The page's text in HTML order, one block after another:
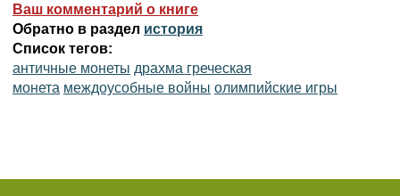
Ваш комментарий о книге
Обратно в раздел история
Список тегов:
античные монеты драхма греческая
монета междоусобные войны олимпийские игры